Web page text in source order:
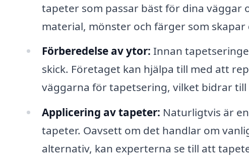
tapeter som passar bäst för dina väggar
material, mönster och färger som skapar
Förberedelse av ytor: Innan
skick. Företaget kan hjälpa till med att
väggarna för tapetsering, vilket bidrar
Applicering av tapeter: Naturligtvis är
tapeter. Oavsett om det handlar om
alternativ, kan experterna se till att